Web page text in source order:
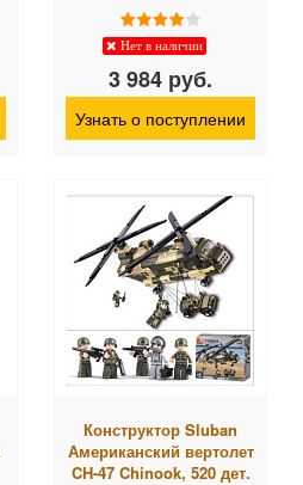
Нет в наличии
3 984 руб.
Узнать о поступлении
Конструктор Sluban
Американский вертолет
CH-47 Chinook, 520 дет.